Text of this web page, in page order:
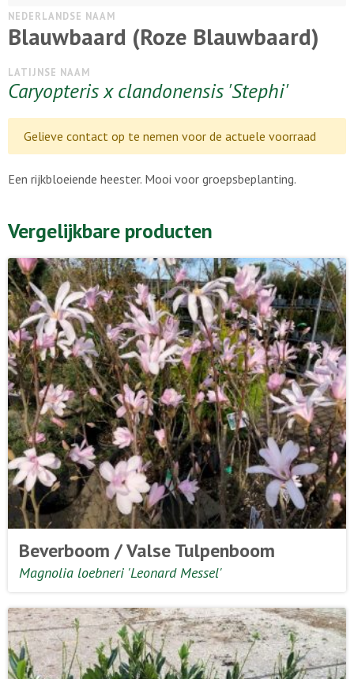
NEDERLANDSE NAAM
Blauwbaard (Roze Blauwbaard)
LATIJNSE NAAM
Caryopteris x clandonensis 'Stephi'
Gelieve contact op te nemen voor de actuele voorraad
Een rijkbloeiende heester. Mooi voor groepsbeplanting.
Vergelijkbare producten
Beverboom / Valse Tulpenboom
Magnolia loebneri 'Leonard Messel'